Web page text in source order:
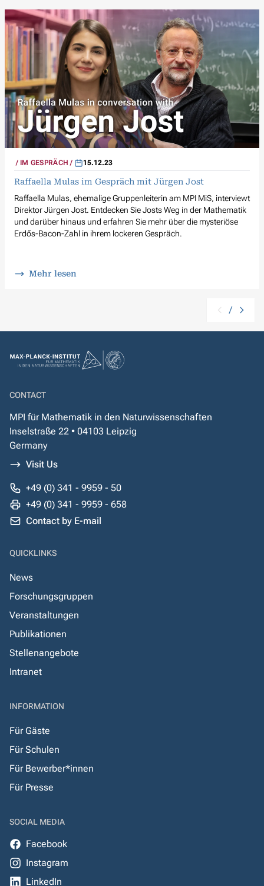
IM GESPRÄCH 15.12.23
Raffaella Mulas im Gespräch mit Jürgen Jost
Raffaella Mulas, ehemalige Gruppenleiterin am MPI MiS, interviewt
Direktor Jürgen Jost. Entdecken Sie Josts Weg in der Mathematik
und darüber hinaus und erfahren Sie mehr über die mysteriöse
Erdős-Bacon-Zahl in ihrem lockeren Gespräch.
Mehr lesen
/
CONTACT
MPI für Mathematik in den Naturwissenschaften
Inselstraße 22 • 04103 Leipzig
Germany
Visit Us
+49 (0) 341 - 9959 - 50
+49 (0) 341 - 9959 - 658
Contact by E-mail
QUICKLINKS
News
Forschungsgruppen
Veranstaltungen
Publikationen
Stellenangebote
Intranet
INFORMATION
Für Gäste
Für Schulen
Für Bewerber*innen
Für Presse
SOCIAL MEDIA
Facebook
Instagram
LinkedIn